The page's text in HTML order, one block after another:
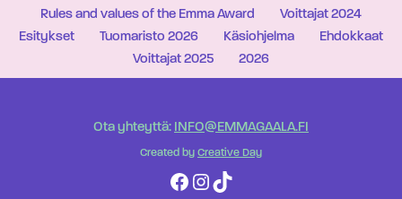
Rules and values of the Emma Award
Voittajat 2024
Esitykset
Tuomaristo 2026 Käsiohjelma
Ehdokkaat
Voittajat 2025
2026
Ota yhteyttä: INFO@EMMAGAALA.FI
Created by Creative Day